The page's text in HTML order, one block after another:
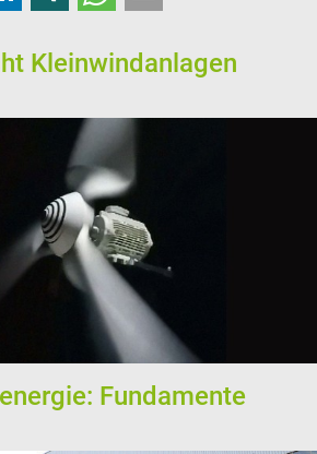
Kleinwindanlagen
Fundamente